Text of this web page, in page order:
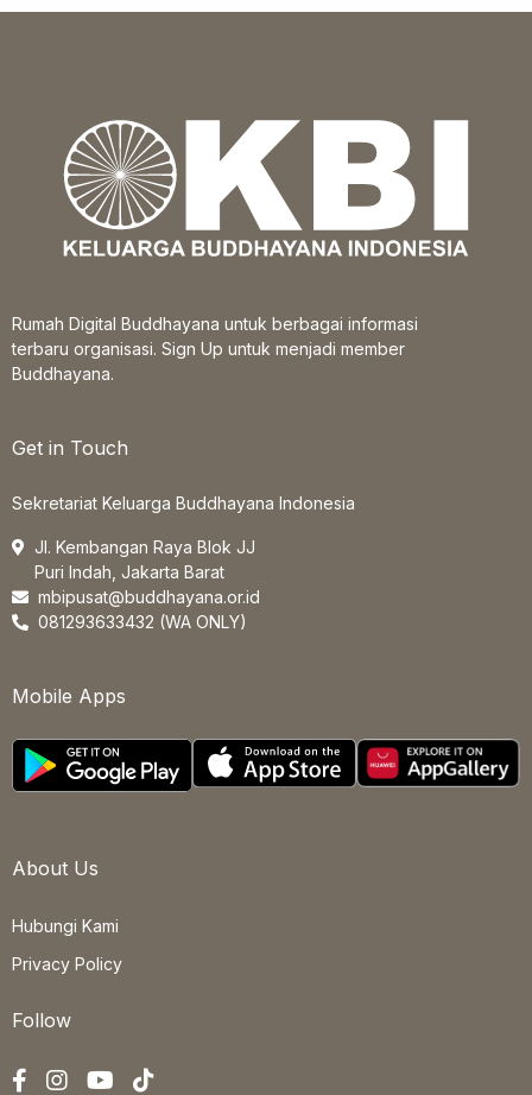
Rumah Digital Buddhayana untuk berbagai informasi
terbaru organisasi. Sign Up untuk menjadi member
Buddhayana.
Get in Touch
Sekretariat Keluarga Buddhayana Indonesia
Jl. Kembangan Raya Blok JJ
Puri Indah, Jakarta Barat
mbipusat@buddhayana.or.id
081293633432 (WA ONLY)
Mobile Apps
About Us
Hubungi Kami
Privacy Policy
Follow